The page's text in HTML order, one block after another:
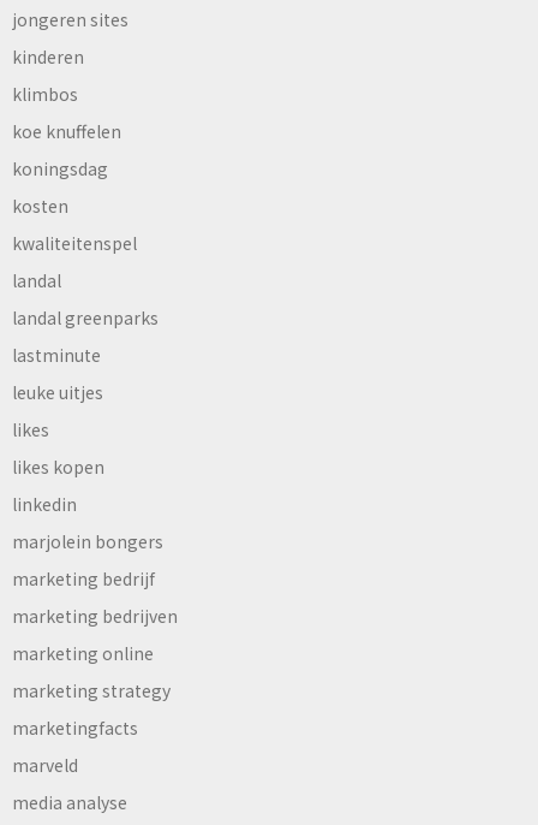
jongeren sites
kinderen
klimbos
koe knuffelen
koningsdag
kosten
kwaliteitenspel
landal
landal greenparks
lastminute
leuke uitjes
likes
likes kopen
linkedin
marjolein bongers
marketing bedrijf
marketing bedrijven
marketing online
marketing strategy
marketingfacts
marveld
media analyse